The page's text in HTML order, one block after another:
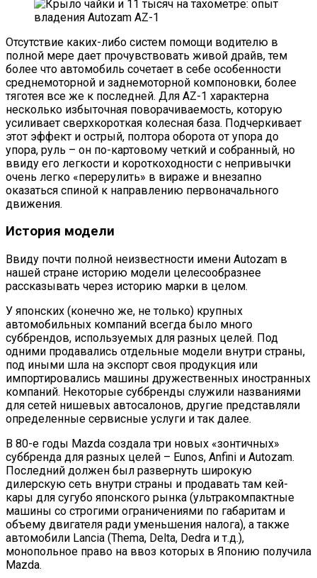
Отсутствие каких-либо систем помощи водителю в
полной мере дает прочувствовать живой драйв, тем
более что автомобиль сочетает в себе особенности
среднемоторной и заднемоторной компоновки, более
тяготея все же к последней. Для AZ-1 характерна
несколько избыточная поворачиваемость, которую
усиливает сверхкороткая колесная база. Подчеркивает
этот эффект и острый, полтора оборота от упора до
упора, руль – он по-картовому четкий и собранный, но
ввиду его легкости и короткоходности с непривычки
очень легко «перерулить» в вираже и внезапно
оказаться спиной к направлению первоначального
движения.
История модели
Ввиду почти полной неизвестности имени Autozam в
нашей стране историю модели целесообразнее
рассказывать через историю марки в целом.
У японских (конечно же, не только) крупных
автомобильных компаний всегда было много
суббрендов, используемых для разных целей. Под
одними продавались отдельные модели внутри страны,
под иными шла на экспорт своя продукция или
импортировались машины дружественных иностранных
компаний. Некоторые суббренды служили названиями
для сетей нишевых автосалонов, другие представляли
определенные сервисные услуги и так далее.
В 80-е годы Mazda создала три новых «зонтичных»
суббренда для разных целей – Eunos, Anfini и Autozam.
Последний должен был развернуть широкую
дилерскую сеть внутри страны и продавать там кей-
кары для сугубо японского рынка (ультракомпактные
машины со строгими ограничениями по габаритам и
объему двигателя ради уменьшения налога), а также
автомобили Lancia (Thema, Delta, Dedra и т.д.),
монопольное право на ввоз которых в Японию получила
Mazda.